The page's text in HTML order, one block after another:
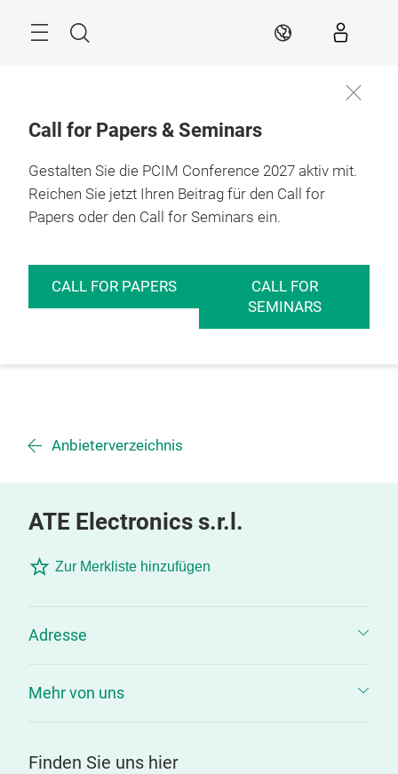
Suche DE
Call for Papers & Seminars
Gestalten Sie die PCIM Conference 2027 aktiv mit.
Reichen Sie jetzt Ihren Beitrag für den Call for
Papers oder den Call for Seminars ein.
CALL FOR PAPERS
CALL FOR
SEMINARS
Anbieterverzeichnis
ATE Electronics s.r.l.
Zur Merkliste hinzufügen
Adresse
Mehr von uns
Finden Sie uns hier